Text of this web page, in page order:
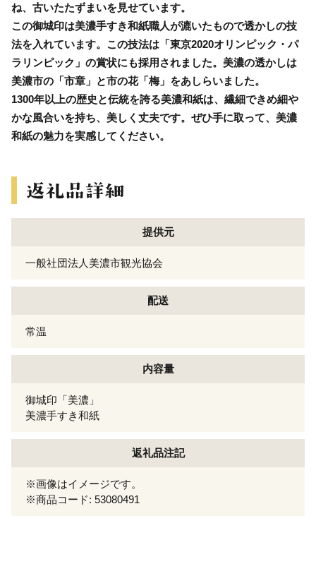
ね、古いたたずまいを見せています。
この御城印は美濃手すき和紙職人が漉いたもので透かしの技
法を入れています。この技法は「東京2020オリンピック・パ
ラリンピック」の賞状にも採用されました。美濃の透かしは
美濃市の「市章」と市の花「梅」をあしらいました。
1300年以上の歴史と伝統を誇る美濃和紙は、繊細できめ細や
かな風合いを持ち、美しく丈夫です。ぜひ手に取って、美濃
和紙の魅力を実感してください。
提供元
一般社団法人美濃市観光協会
配送
常温
内容量
御城印「美濃」
美濃手すき和紙
返礼品注記
※画像はイメージです。
※商品コード: 53080491